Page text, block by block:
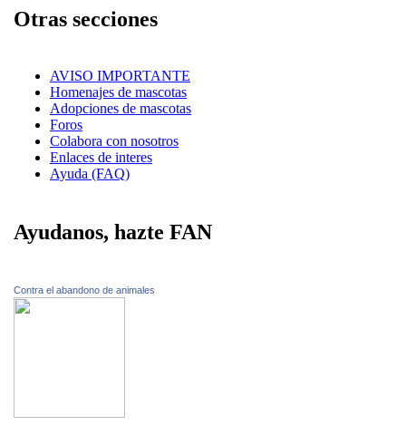
Otras secciones
AVISO IMPORTANTE
Homenajes de mascotas
Adopciones de mascotas
Foros
Colabora con nosotros
Enlaces de interes
Ayuda (FAQ)
Ayudanos, hazte FAN
Contra el abandono de animales